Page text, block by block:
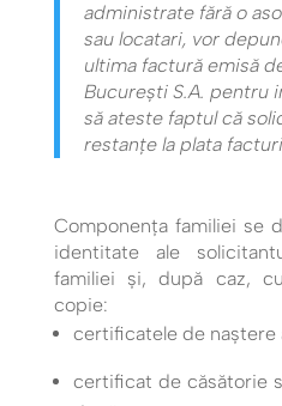
administrate fără o
sau locatari, vor
ultima factură emisă
Bucureşti S.A. pentru
să ateste faptul că
restanţe la plata
Componenţa familiei se
identitate ale
familiei şi, după caz,
copie:
certificatele de naştere
certificat de căsătorie